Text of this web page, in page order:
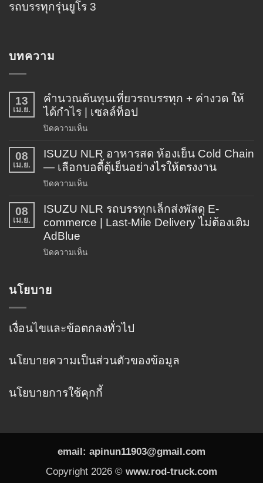
รถบรรทุกรุ่นยูโร 3
บทความ
13
เม.ย.
คำนวณต้นทุนเที่ยวรถบรรทุก + ค่างวด ให้
ได้กำไร | เซลล์ท็อป
ปิดความเห็นบน
ต้นทุน
เที่ยว
ค่า
งวด
ได้
08
เม.ย.
ISUZU NLR อาหารสด ห้องเย็น Cold Chain
— เลือกบอดี้ตู้เย็นอย่างไรให้ตรงงาน
ปิดความเห็นบน
NLR
อาหาร
เย็น
ตู้
อย่างไร
งาน
08
เม.ย.
ISUZU NLR รถบรรทุกเล็กส่งพัสดุ E-
commerce | Last-Mile Delivery ไม่ต้องเติม
AdBlue
ปิดความเห็นบน
ส่ง
commerce
Last-
Mile
เติม
นโยบาย
เงื่อนไขและข้อตกลงทั่วไป
นโยบายความเป็นส่วนตัวของข้อมูล
นโยบายการใช้คุกกี้
email: apinun11903@gmail.com
Copyright 2026 © www.rod-truck.com